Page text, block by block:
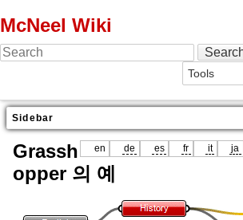
McNeel Wiki
Sidebar
en de es fr it ja
Grassh
opper 의 예